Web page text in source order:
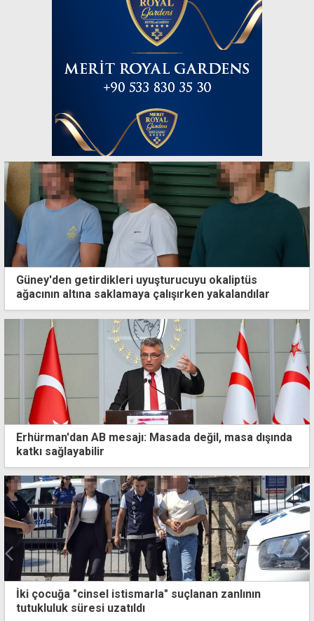
Güney'den getirdikleri uyuşturucuyu okaliptüs
ağacının altına saklamaya çalışırken yakalandılar
Erhürman'dan AB mesajı: Masada değil, masa dışında
katkı sağlayabilir
Belediye Başkanı Katip Demir 6 ay hapse mahkum
edildi, cezaevine götürüldü